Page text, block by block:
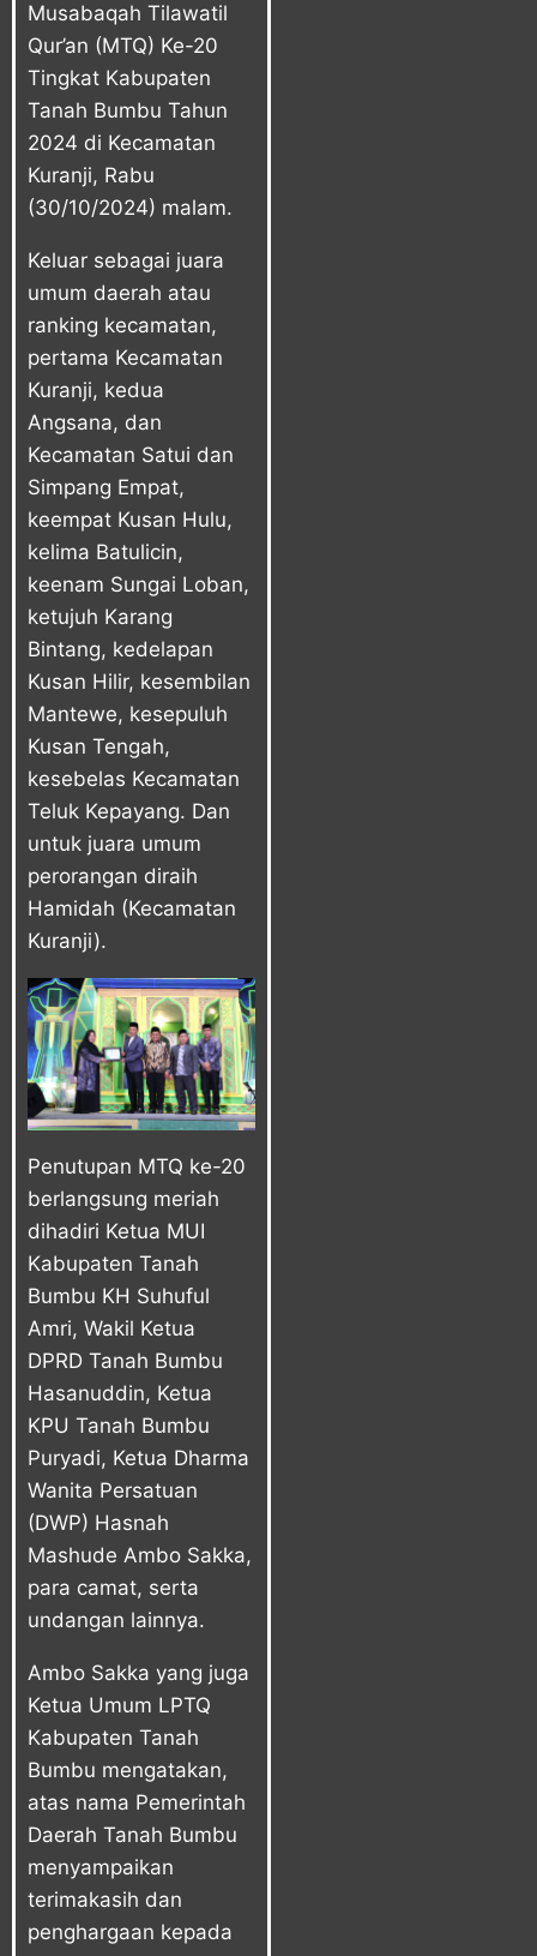
Musabaqah Tilawatil
Qur’an (MTQ) Ke-20
Tingkat Kabupaten
Tanah Bumbu Tahun
2024 di Kecamatan
Kuranji, Rabu
(30/10/2024) malam.
Keluar sebagai juara
umum daerah atau
ranking kecamatan,
pertama Kecamatan
Kuranji, kedua
Angsana, dan
Kecamatan Satui dan
Simpang Empat,
keempat Kusan Hulu,
kelima Batulicin,
keenam Sungai Loban,
ketujuh Karang
Bintang, kedelapan
Kusan Hilir, kesembilan
Mantewe, kesepuluh
Kusan Tengah,
kesebelas Kecamatan
Teluk Kepayang. Dan
untuk juara umum
perorangan diraih
Hamidah (Kecamatan
Kuranji).
Penutupan MTQ ke-20
berlangsung meriah
dihadiri Ketua MUI
Kabupaten Tanah
Bumbu KH Suhuful
Amri, Wakil Ketua
DPRD Tanah Bumbu
Hasanuddin, Ketua
KPU Tanah Bumbu
Puryadi, Ketua Dharma
Wanita Persatuan
(DWP) Hasnah
Mashude Ambo Sakka,
para camat, serta
undangan lainnya.
Ambo Sakka yang juga
Ketua Umum LPTQ
Kabupaten Tanah
Bumbu mengatakan,
atas nama Pemerintah
Daerah Tanah Bumbu
menyampaikan
terimakasih dan
penghargaan kepada